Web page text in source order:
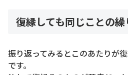
復縁しても同じことの繰
振り返ってみるとこのあたりが
です。